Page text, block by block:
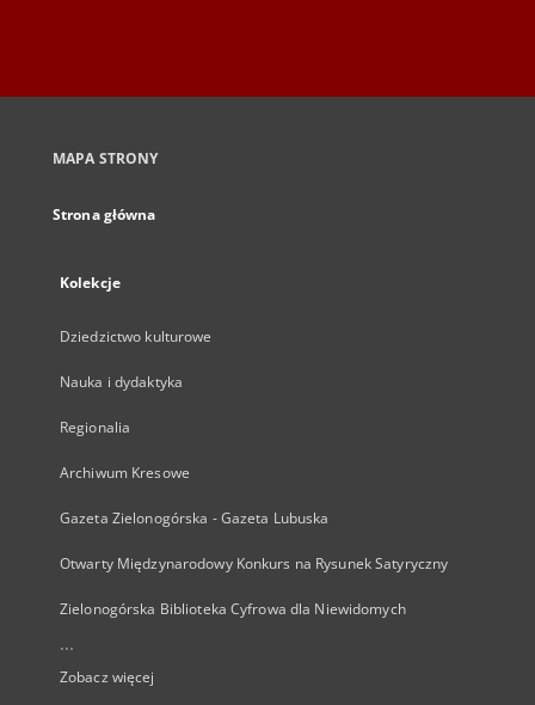
MAPA STRONY
Strona główna
Kolekcje
Dziedzictwo kulturowe
Nauka i dydaktyka
Regionalia
Archiwum Kresowe
Gazeta Zielonogórska - Gazeta Lubuska
Otwarty Międzynarodowy Konkurs na Rysunek Satyryczny
Zielonogórska Biblioteka Cyfrowa dla Niewidomych
...
Zobacz więcej